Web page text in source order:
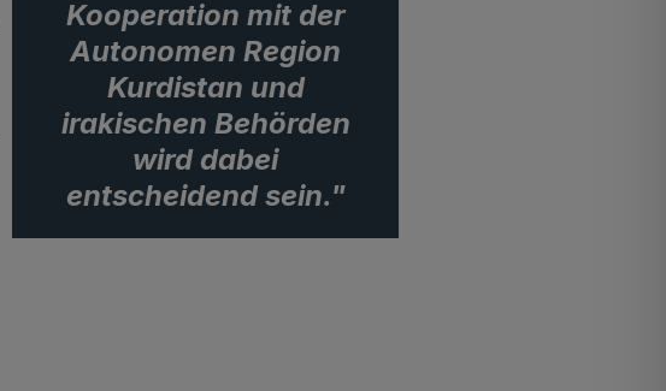
Kooperation mit der
Autonomen Region
Kurdistan und
irakischen Behörden
wird dabei
entscheidend sein."